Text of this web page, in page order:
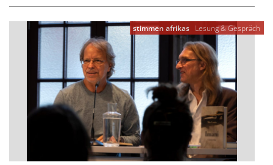
stimmen afrikas Lesung & Gespräch